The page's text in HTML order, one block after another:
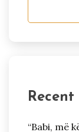
Recent
“Babi, më